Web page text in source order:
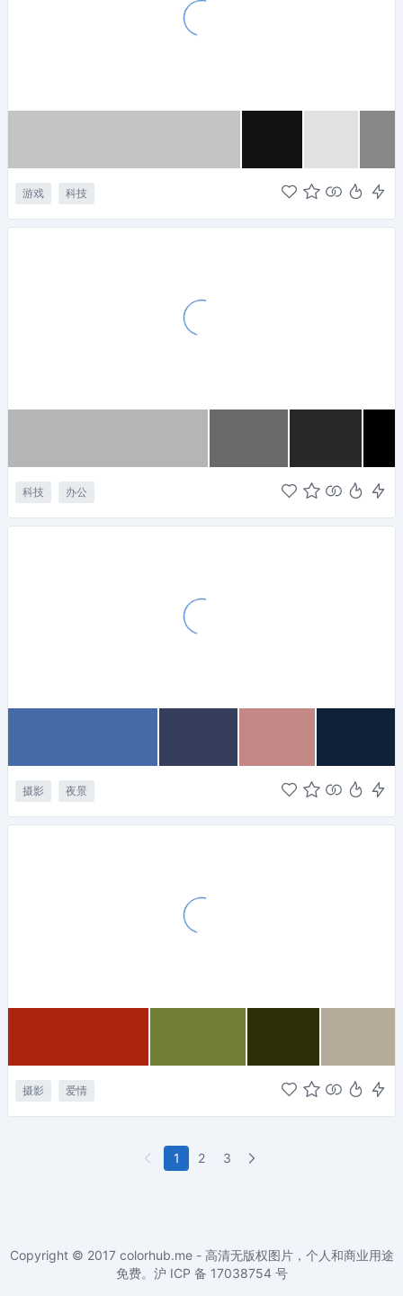
游戏 科技
科技 办公
摄影 夜景
摄影 爱情
1 2 3
Copyright © 2017 colorhub.me - 高清无版权图片，个人和商业用途
免费。沪 ICP 备 17038754 号